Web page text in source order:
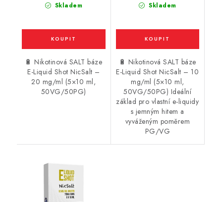
Skladem
🔋 Nikotinová SALT báze
E-Liquid Shot NicSalt –
20 mg/ml (5×10 ml,
50VG/50PG)
Skladem
🔋 Nikotinová SALT báze
E-Liquid Shot NicSalt – 10
mg/ml (5×10 ml,
50VG/50PG) Ideální
základ pro vlastní e-liquidy
s jemným hitem a
vyváženým poměrem
PG/VG